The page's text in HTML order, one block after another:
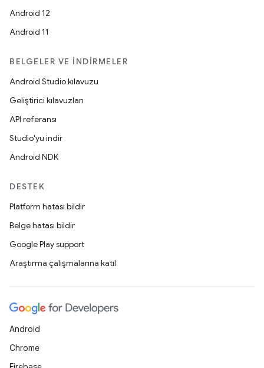
Android 12
Android 11
BELGELER VE İNDIRMELER
Android Studio kılavuzu
Geliştirici kılavuzları
API referansı
Studio'yu indir
Android NDK
DESTEK
Platform hatası bildir
Belge hatası bildir
Google Play support
Araştırma çalışmalarına katıl
Android
Chrome